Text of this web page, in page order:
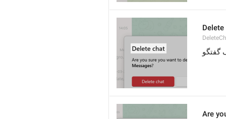
گفتگو
Are